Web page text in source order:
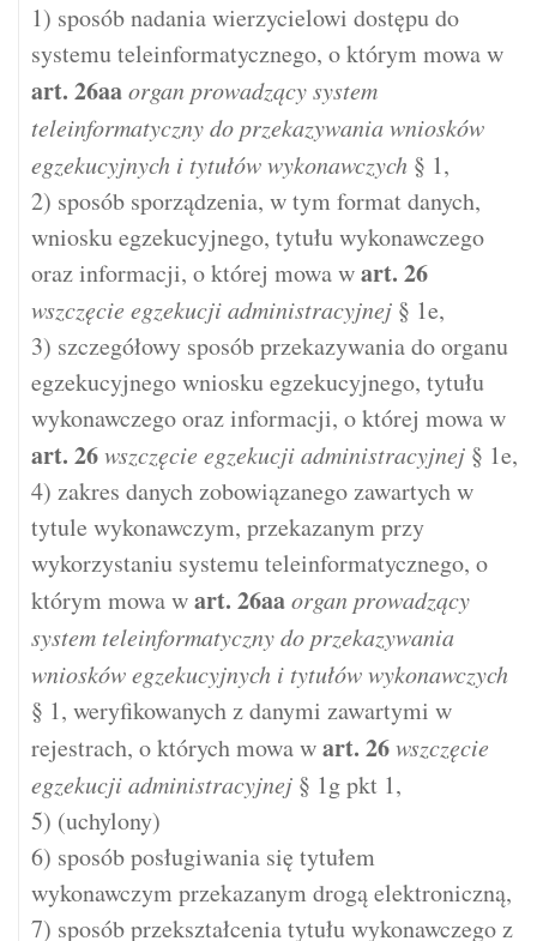
1) sposób nadania wierzycielowi dostępu do
systemu teleinformatycznego, o którym mowa w
art. 26aaorgan prowadzący system
teleinformatyczny do przekazywania wniosków
egzekucyjnych i tytułów wykonawczych § 1,
2) sposób sporządzenia, w tym format danych,
wniosku egzekucyjnego, tytułu wykonawczego
oraz informacji, o której mowa wart. 26
wszczęcie egzekucji administracyjnej § 1e,
3) szczegółowy sposób przekazywania do organu
egzekucyjnego wniosku egzekucyjnego, tytułu
wykonawczego oraz informacji, o której mowa w
art. 26wszczęcie egzekucji administracyjnej § 1e,
4) zakres danych zobowiązanego zawartych w
tytule wykonawczym, przekazanym przy
wykorzystaniu systemu teleinformatycznego, o
którym mowa wart. 26aaorgan prowadzący
system teleinformatyczny do przekazywania
wniosków egzekucyjnych i tytułów wykonawczych
§ 1, weryfikowanych z danymi zawartymi w
rejestrach, o których mowa wart. 26wszczęcie
egzekucji administracyjnej § 1g pkt 1,
5) (uchylony)
6) sposób posługiwania się tytułem
wykonawczym przekazanym drogą elektroniczną,
7) sposób przekształcenia tytułu wykonawczego z